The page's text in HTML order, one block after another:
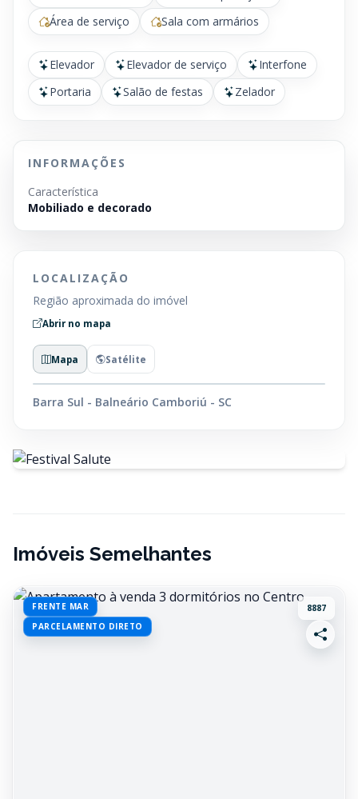
Área de serviço
Sala com armários
Elevador Elevador de serviço
Interfone
Portaria
Salão de festas Zelador
INFORMAÇÕES
Característica
Mobiliado e decorado
LOCALIZAÇÃO
Região aproximada do imóvel
Abrir no mapa
Mapa Satélite
Barra Sul - Balneário Camboriú - SC
Imóveis Semelhantes
FRENTE MAR
PARCELAMENTO DIRETO
8887